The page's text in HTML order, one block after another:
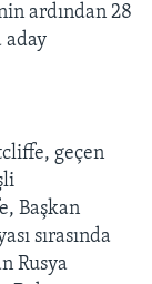
ardından 28
aday
geçen
Başkan
sırasında
Rusya